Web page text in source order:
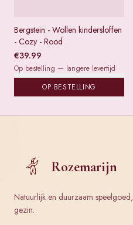
Bergstein - Wollen kindersloffen
- Cozy - Rood
€39.99
Op bestelling — langere levertijd
OP BESTELLING
Rozemarijn
Natuurlijk en duurzaam
gezin.